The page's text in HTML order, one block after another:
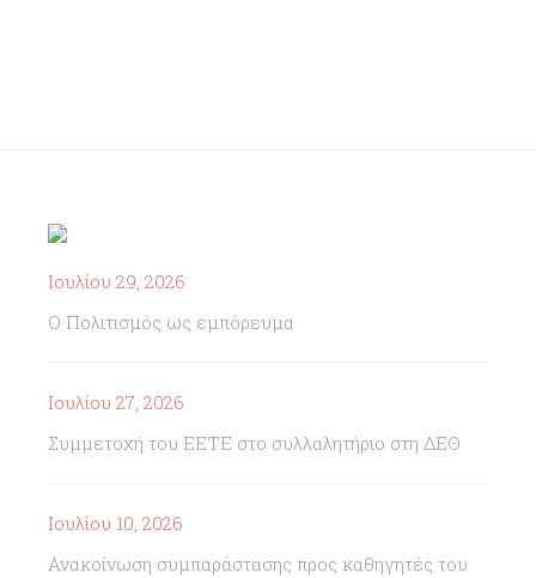
Ιουλίου 29, 2026
Ο Πολιτισμός ως εμπόρευμα
Ιουλίου 27, 2026
Συμμετοχή του ΕΕΤΕ στο συλλαλητήριο στη ΔΕΘ
Ιουλίου 10, 2026
Ανακοίνωση συμπαράστασης προς καθηγητές του